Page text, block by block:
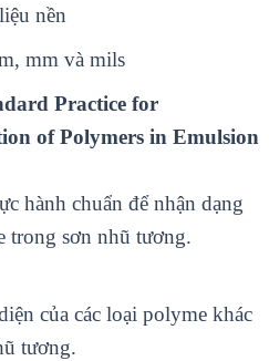
nền
mm và mils
Practice for
of Polymers in Emulsion
hành chuẩn để nhận dạng
trong sơn nhũ tương.
của các loại polyme khác
tương.